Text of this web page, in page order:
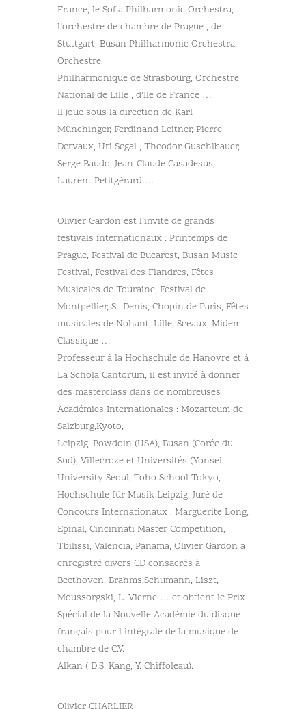
France, le Sofia Philharmonic Orchestra,
l’orchestre de chambre de Prague , de
Stuttgart, Busan Philharmonic Orchestra,
Orchestre
Philharmonique de Strasbourg, Orchestre
National de Lille , d’Ile de France …
Il joue sous la direction de Karl
Münchinger, Ferdinand Leitner, Pierre
Dervaux, Uri Segal , Theodor Guschlbauer,
Serge Baudo, Jean-Claude Casadesus,
Laurent Petitgérard …
Olivier Gardon est l’invité de grands
festivals internationaux : Printemps de
Prague, Festival de Bucarest, Busan Music
Festival, Festival des Flandres, Fêtes
Musicales de Touraine, Festival de
Montpellier, St-Denis, Chopin de Paris, Fêtes
musicales de Nohant, Lille, Sceaux, Midem
Classique …
Professeur à la Hochschule de Hanovre et à
La Schola Cantorum, il est invité à donner
des masterclass dans de nombreuses
Académies Internationales : Mozarteum de
Salzburg,Kyoto,
Leipzig, Bowdoin (USA), Busan (Corée du
Sud), Villecroze et Universités (Yonsei
University Seoul, Toho School Tokyo,
Hochschule für Musik Leipzig. Juré de
Concours Internationaux : Marguerite Long,
Epinal, Cincinnati Master Competition,
Tbilissi, Valencia, Panama, Olivier Gardon a
enregistré divers CD consacrés à
Beethoven, Brahms,Schumann, Liszt,
Moussorgski, L. Vierne … et obtient le Prix
Spécial de la Nouvelle Académie du disque
français pour l intégrale de la musique de
chambre de C.V.
Alkan ( D.S. Kang, Y. Chiffoleau).
Olivier CHARLIER